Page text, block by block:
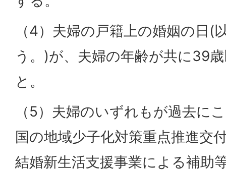
（4）夫婦の戸籍上の婚姻の日(
う。)が、夫婦の年齢が共に39
と。
（5）夫婦のいずれもが過去に
国の地域少子化対策重点推進交
結婚新生活支援事業による補助